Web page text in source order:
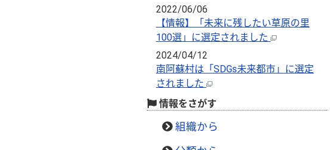
2022/06/06
【情報】「未来に残したい草原の里
100選」に選定されました
2024/04/12
南阿蘇村は「SDGs未来都市」に選定
されました
情報をさがす
組織から